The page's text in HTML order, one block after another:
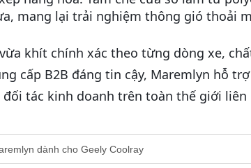
mang lại trải nghiệm thông gió thoải
khít chính xác theo từng dòng xe,
cấp B2B đáng tin cậy, Maremlyn hỗ
tác kinh doanh trên toàn thế giới liên
dành cho Geely Coolray